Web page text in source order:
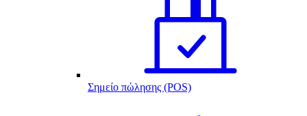
Σημείο πώλησης (POS)